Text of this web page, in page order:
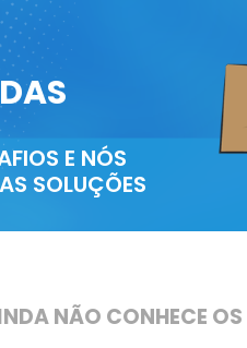
E NÓS
SOLUÇÕES
NÃO CONHECE OS